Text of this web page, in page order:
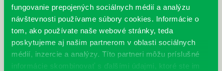
fungovanie prepojených sociálnych médií a analýzu
návštevnosti používame súbory cookies. Informácie o
tom, ako používate naše webové stránky, teda
poskytujeme aj našim partnerom v oblasti sociálnych
médií, inzercie a analýzy. Títo partneri môžu príslušné
informácie skombinovať s ďalšími údajmi, ktoré ste im